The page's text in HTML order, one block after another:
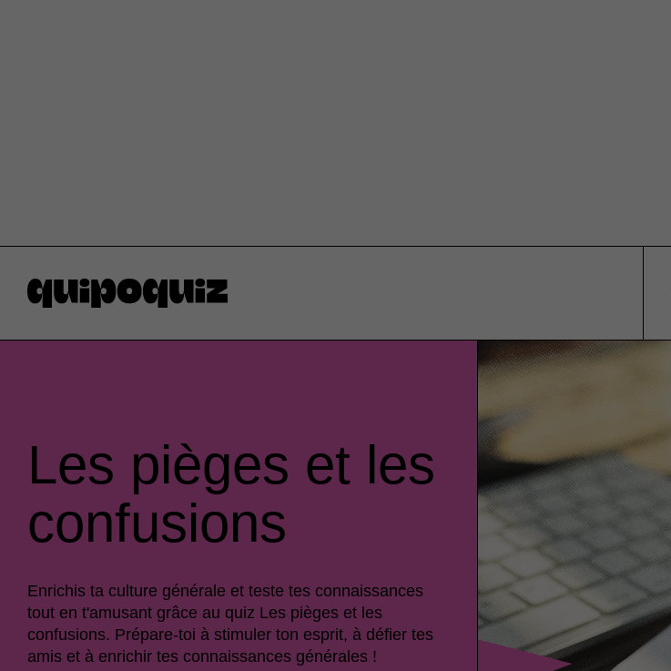
Les pièges et les
confusions
Enrichis ta culture générale et teste tes connaissances
tout en t'amusant grâce au quiz Les pièges et les
confusions. Prépare-toi à stimuler ton esprit, à défier tes
amis et à enrichir tes connaissances générales !